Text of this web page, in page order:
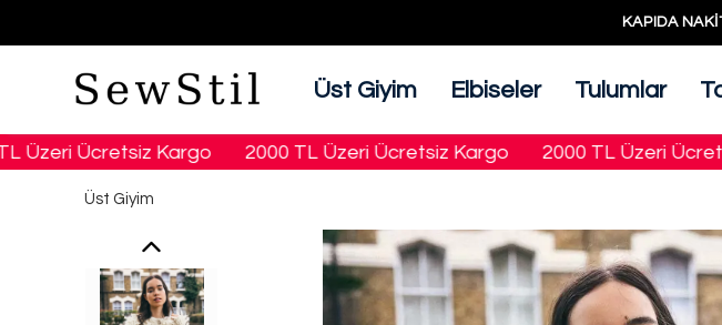
KAPIDA
Üst Giyim Elbiseler Tulumlar
Ücretsiz Kargo 2000 TL Üzeri Ücretsiz Kargo 2000 TL Üzeri
Üst Giyim